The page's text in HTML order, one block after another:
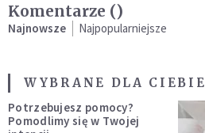
Komentarze ()
Najnowsze Najpopularniejsze
WYBRANE DLA CIEBIE
Potrzebujesz pomocy?
Pomodlimy się w Twojej